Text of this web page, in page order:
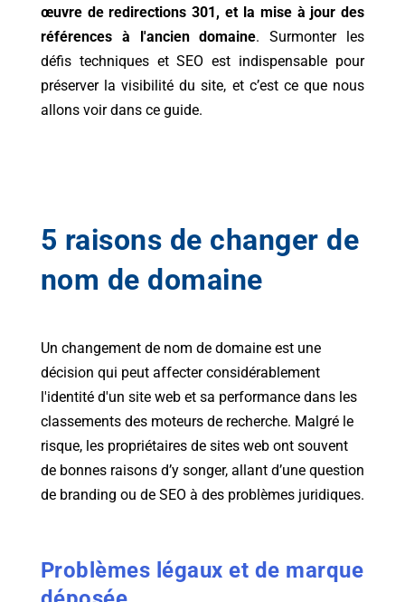
œuvre de redirections 301, et la mise à jour des
références à l'ancien domaine. Surmonter les
défis techniques et SEO est indispensable pour
préserver la visibilité du site, et c’est ce que nous
allons voir dans ce guide.
5 raisons de changer de
nom de domaine
Un changement de nom de domaine est une
décision qui peut affecter considérablement
l'identité d'un site web et sa performance dans les
classements des moteurs de recherche. Malgré le
risque, les propriétaires de sites web ont souvent
de bonnes raisons d’y songer, allant d’une question
de branding ou de SEO à des problèmes juridiques.
Problèmes légaux et de marque